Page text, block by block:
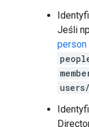
Jeśli
person